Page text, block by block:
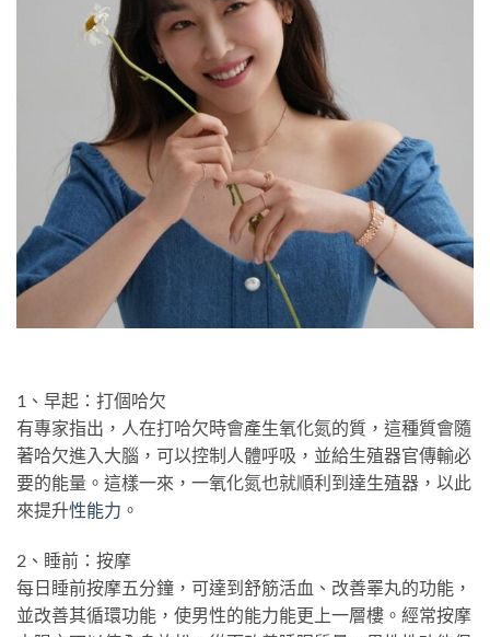
1、早起：打個哈欠
有專家指出，人在打哈欠時會產生氧化氮的質，這種質會隨
著哈欠進入大腦，可以控制人體呼吸，並給生殖器官傳輸必
要的能量。這樣一來，一氧化氮也就順利到達生殖器，以此
來提升性能力 。
2、睡前：按摩
每日睡前按摩五分鐘，可達到舒筋活血、改善睪丸的功能，
並改善其循環功能，使男性的能力能更上一層樓。經常按摩